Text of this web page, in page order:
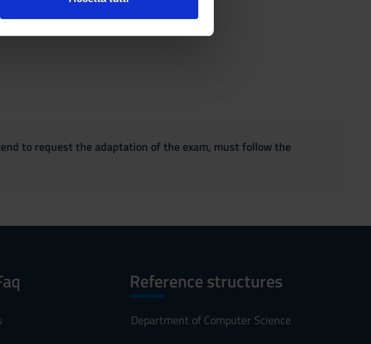
to request the adaptation of the exam, must follow the
Reference structures
Department of Computer Science